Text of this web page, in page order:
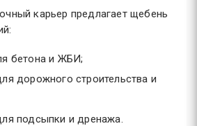
карьер предлагает щебень
бетона и ЖБИ;
дорожного строительства и
подсыпки и дренажа.